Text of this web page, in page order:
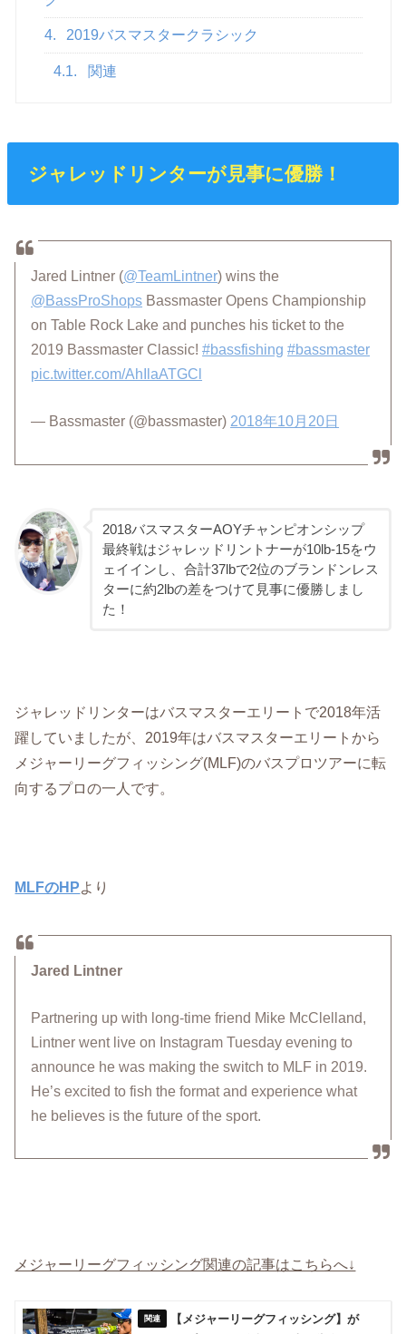
4. 2019バスマスタークラシック
4.1. 関連
ジャレッドリンターが見事に優勝！
Jared Lintner (@TeamLintner) wins the
@BassProShops Bassmaster Opens Championship
on Table Rock Lake and punches his ticket to the
2019 Bassmaster Classic!#bassfishing #bassmaster
pic.twitter.com/AhIlaATGCl
— Bassmaster (@bassmaster) 2018年10月20日
2018バスマスターAOYチャンピオンシップ
最終戦はジャレッドリントナーが10lb-15をウ
ェイインし、合計37lbで2位のブランドンレス
ターに約2lbの差をつけて見事に優勝しまし
た！
ジャレッドリンターはバスマスターエリートで2018年活
躍していましたが、2019年はバスマスターエリートから
メジャーリーグフィッシング(MLF)のバスプロツアーに転
向するプロの一人です。
MLFのHPより
Jared Lintner
Partnering up with long-time friend Mike McClelland,
Lintner went live on Instagram Tuesday evening to
announce he was making the switch to MLF in 2019.
He’s excited to fish the format and experience what
he believes is the future of the sport.
メジャーリーグフィッシング関連の記事はこちらへ↓
【メジャーリーグフィッシング】が